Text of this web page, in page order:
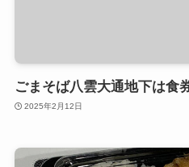
ごまそば八雲大通地下は食
2025年2月12日